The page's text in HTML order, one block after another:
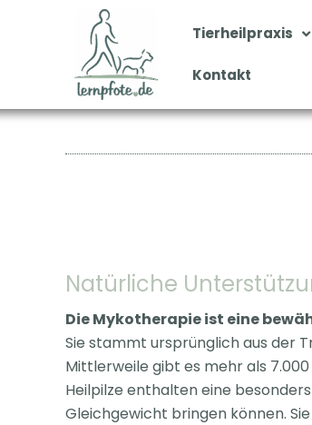
Tierheilpraxis
Kontakt
Natürliche
Die Mykotherapie ist eine
Sie stammt ursprünglich aus der
Mittlerweile gibt es mehr als
Heilpilze enthalten eine
Gleichgewicht bringen können.